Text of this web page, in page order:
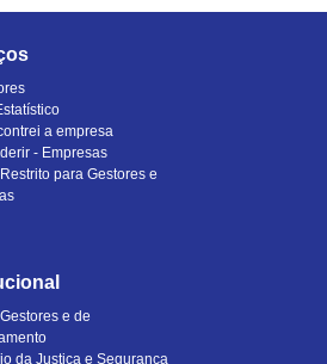
a empresa
- Empresas
para Gestores e
e de
da Justiça e Segurança